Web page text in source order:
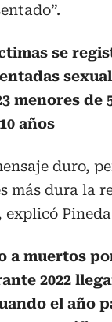
se
menores de
años
duro,
más dura la
explicó
a muertos
2022
el año